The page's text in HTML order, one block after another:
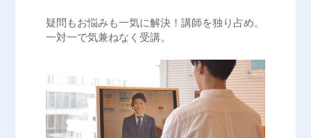
疑問もお悩みも一気に解決！講師を独り占め。
一対一で気兼ねなく受講。